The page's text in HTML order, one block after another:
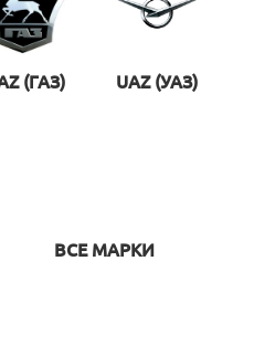
(ГАЗ) UAZ (УАЗ)
ВСЕ МАРКИ